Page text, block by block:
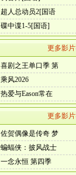
超人总动员2[国语
碟中谍1-5[国语]
更多影
喜剧之王单口季 第
乘风2026
热爱与Eason常在
更多影
佐贺偶像是传奇 梦
蝙蝠侠：披风战士
一念永恒 第四季